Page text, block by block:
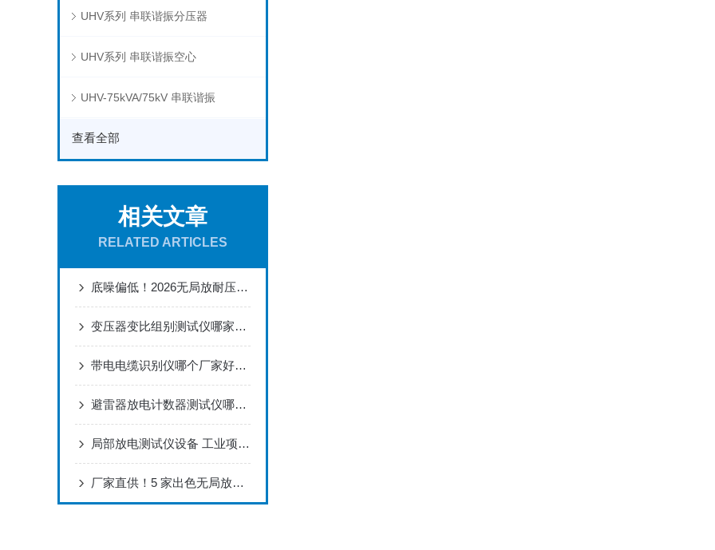
UHV系列 串联谐振分压器
UHV系列 串联谐振空心
UHV-75kVA/75kV 串联谐振
查看全部
相关文章
RELATED ARTICLES
底噪偏低！2026无局放耐压试验装置供货商。如何正确选择适合的厂家
变压器变比组别测试仪哪家准又快？一线用户为何频频推荐武汉特高压？
带电电缆识别仪哪个厂家好：武汉特高压在复杂电磁环境下的准确辨识应用
避雷器放电计数器测试仪哪个厂家好？便携安全性与操作简便性
局部放电测试仪设备 工业项目选用 好评不断
厂家直供！5 家出色无局放耐压试验装置厂商，核心技术先行同行